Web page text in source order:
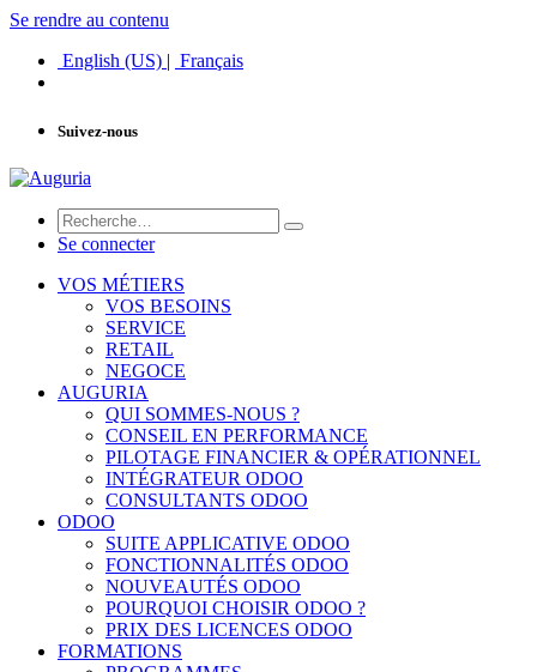
Se rendre au contenu
English (US) | Français
Suivez-nous
Se connecter
VOS MÉTIERS
VOS BESOINS
SERVICE
RETAIL
NEGOCE
AUGURIA
QUI SOMMES-NOUS ?
CONSEIL EN PERFORMANCE
PILOTAGE FINANCIER & OPÉRATIONNEL
INTÉGRATEUR ODOO
CONSULTANTS ODOO
ODOO
SUITE APPLICATIVE ODOO
FONCTIONNALITÉS ODOO
NOUVEAUTÉS ODOO
POURQUOI CHOISIR ODOO ?
PRIX DES LICENCES ODOO
FORMATIONS